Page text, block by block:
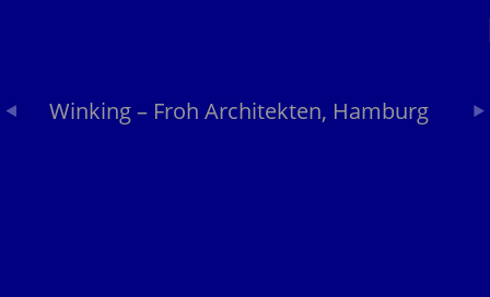
Winking – Froh Architekten, Hamburg